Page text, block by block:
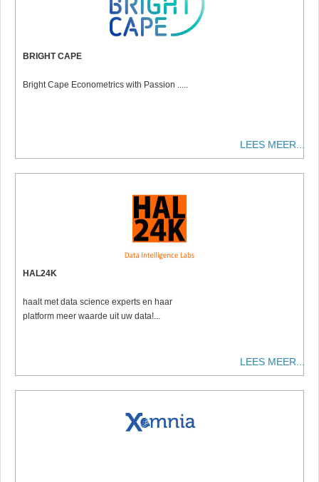
BRIGHT CAPE
Bright Cape Econometrics with Passion .....
LEES MEER...
HAL24K
haalt met data science experts en haar
platform meer waarde uit uw data!...
LEES MEER...